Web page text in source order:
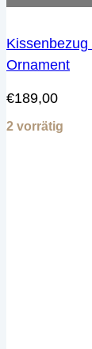
Ornament
€189,00
2 vorrätig